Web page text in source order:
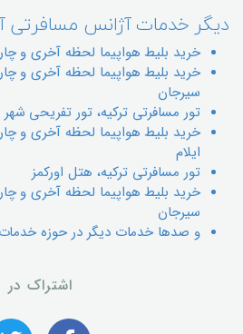
دیگر خدمات آژانس مسافرتی
خرید بلیط هواپیما لحظه آخری و
خريد بليط هواپيما لحظه آخري و
سیرجان
تور مسافرتی ترکیه، تور تفریحی
خريد بليط هواپيما لحظه آخري و
ایلام
تور مسافرتی ترکیه، هتل اورکمز
خريد بليط هواپيما لحظه آخري و
سیرجان
و صدها خدمات دیگر در حوزه
اشتراک در